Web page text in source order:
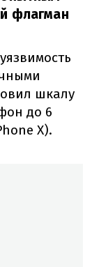
флагман
шкалу
до 6
X).